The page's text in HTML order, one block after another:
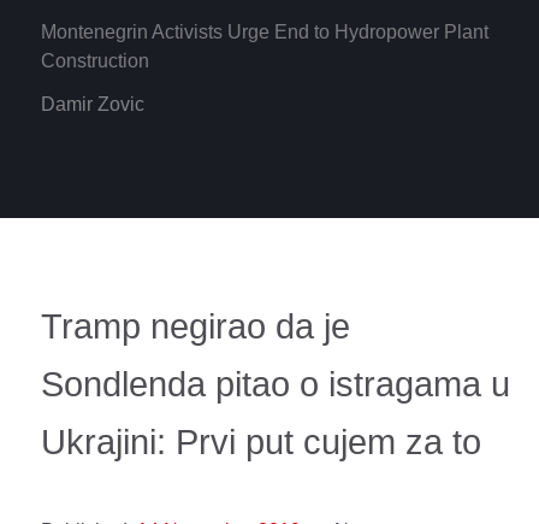
Montenegrin Activists Urge End to Hydropower Plant
Construction
Damir Zovic
Tramp negirao da je
Sondlenda pitao o istragama u
Ukrajini: Prvi put cujem za to